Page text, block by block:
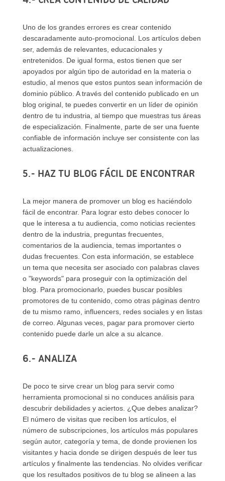
Uno de los grandes errores es crear contenido
descaradamente auto-promocional. Los artículos deben
ser, además de relevantes, educacionales y
entretenidos. De igual forma, estos tienen que ser
apoyados por algún tipo de autoridad en la materia o
estudio, al menos que estos puntos sean información de
dominio público. A través del contenido publicado en un
blog original, te puedes convertir en un líder de opinión
dentro de tu industria, al tiempo que muestras tus áreas
de especialización. Finalmente, parte de ser una fuente
confiable de información incluye ser consistente con las
actualizaciones.
5.- HAZ TU BLOG FÁCIL DE ENCONTRAR
La mejor manera de promover un blog es haciéndolo
fácil de encontrar. Para lograr esto debes conocer lo
que le interesa a tu audiencia, como noticias recientes
dentro de la industria, preguntas frecuentes,
comentarios de la audiencia, temas importantes o
dudas frecuentes. Con esta información, se establece
un tema que necesita ser asociado con palabras claves
o "keywords" para proseguir con la optimización del
blog. Para promocionarlo, puedes buscar posibles
promotores de tu contenido, como otras páginas dentro
de tu mismo ramo, influencers, redes sociales y en listas
de correo. Algunas veces, pagar para promover cierto
contenido puede darle un alce a su alcance.
6.- ANALIZA
De poco te sirve crear un blog para servir como
herramienta promocional si no conduces análisis para
descubrir debilidades y aciertos. ¿Que debes analizar?
El número de visitas que reciben los artículos, el
número de subscripciones, los artículos más populares
según autor, categoría y tema, de donde provienen los
visitantes y hacia donde se dirigen después de leer tus
artículos y finalmente las tendencias. No olvides verificar
que los resultados positivos de tu blog se alineen a las